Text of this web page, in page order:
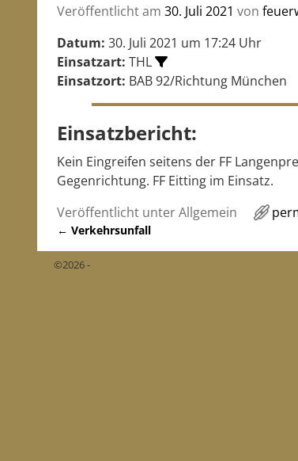
Veröffentlicht am 30. Juli 2021 von
Datum: 30. Juli 2021 um 17:24 Uhr
Einsatzart: THL
Einsatzort: BAB 92/Richtung München
Einsatzbericht:
Kein Eingreifen seitens der FF
Gegenrichtung. FF Eitting im Einsatz.
Veröffentlicht unterAllgemein
Artikelnavigation
← Verkehrsunfall
©2026 -